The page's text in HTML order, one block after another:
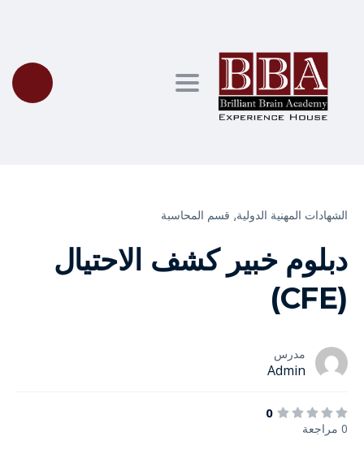
Toggle navigation
الشهادات المهنية الدولية⸲ قسم المحاسبة
دبلوم خبير كشف الاحتيال
(CFE)
مدرس
Admin
0
0 مراجعة